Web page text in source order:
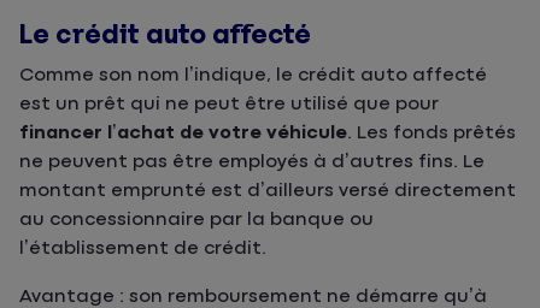
Le crédit auto affecté
Comme son nom l’indique, le crédit auto affecté
est un prêt qui ne peut être utilisé que pour
financer l’achat de votre véhicule. Les fonds prêtés
ne peuvent pas être employés à d’autres fins. Le
montant emprunté est d’ailleurs versé directement
au concessionnaire par la banque ou
l’établissement de crédit.
Avantage : son remboursement ne démarre qu’à